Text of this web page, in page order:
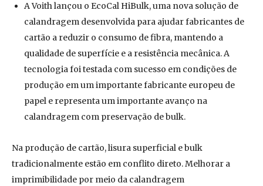
A Voith lançou o EcoCal HiBulk, uma nova solução de
calandragem desenvolvida para ajudar fabricantes de
cartão a reduzir o consumo de fibra, mantendo a
qualidade de superfície e a resistência mecânica. A
tecnologia foi testada com sucesso em condições de
produção em um importante fabricante europeu de
papel e representa um importante avanço na
calandragem com preservação de bulk.
Na produção de cartão, lisura superficial e bulk
tradicionalmente estão em conflito direto. Melhorar a
imprimibilidade por meio da calandragem